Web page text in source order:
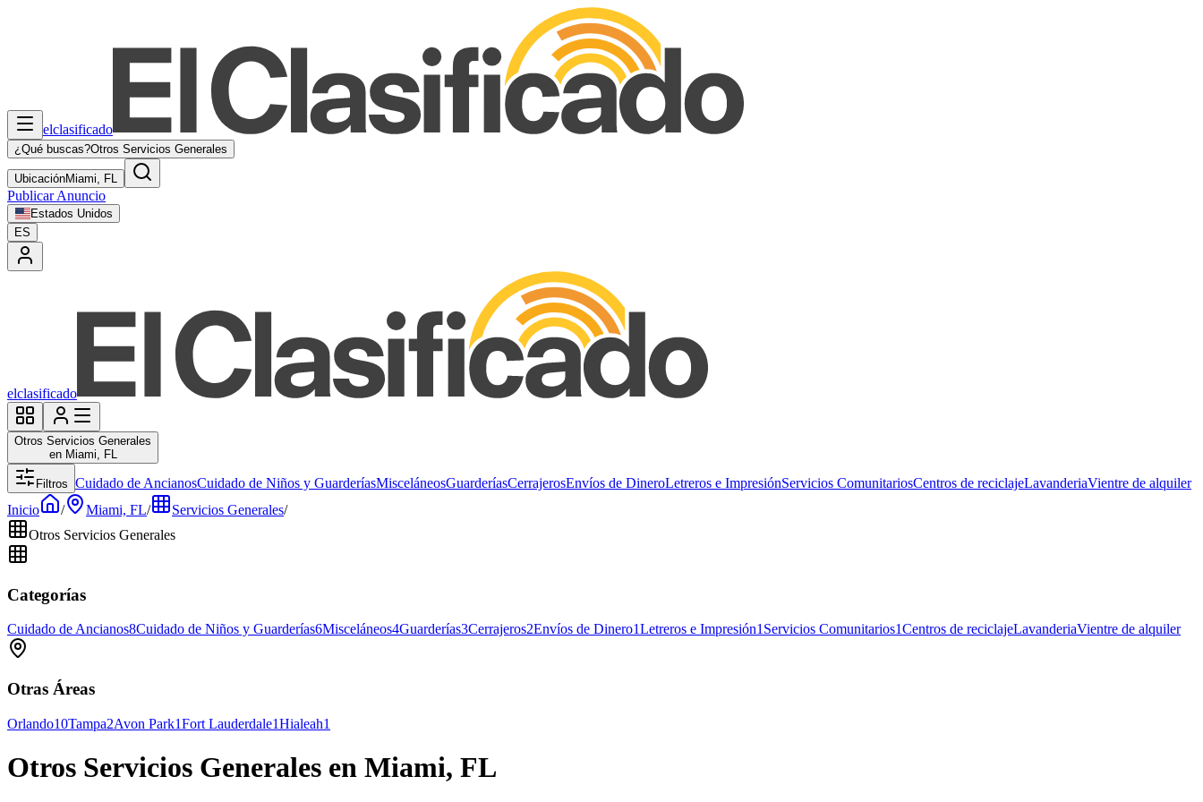
elclasificado
¿Qué buscas?Otros Servicios Generales
UbicaciónMiami, FL
Publicar Anuncio
Estados Unidos
ES
elclasificado
Otros Servicios Generales
en Miami, FL
Filtros Cuidado de AncianosCuidado de Niños y GuarderíasMisceláneosGuarderíasCerrajerosEnvíos de DineroLetreros e ImpresiónServicios ComunitariosCentros de reciclajeLavanderiaVientre de alquiler
Inicio
/ Miami, FL/ Servicios Generales/
Otros Servicios Generales
Categorías
Cuidado de Ancianos8Cuidado de Niños y Guarderías6Misceláneos4Guarderías3Cerrajeros2Envíos de Dinero1Letreros e Impresión1Servicios Comunitarios1Centros de reciclajeLavanderiaVientre de alquiler
Otras Áreas
Orlando10Tampa2Avon Park1Fort Lauderdale1Hialeah1
Otros Servicios Generales en Miami, FL